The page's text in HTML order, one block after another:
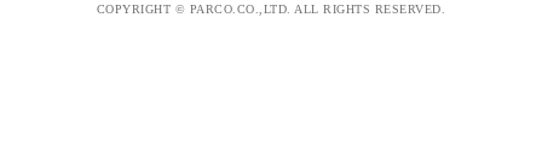
COPYRIGHT © PARCO.CO.,LTD. ALL RIGHTS RESERVED.